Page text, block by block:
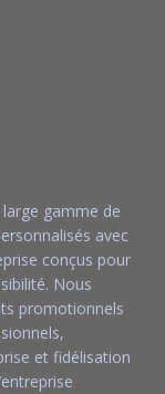
gamme de
avec
conçus pour
Nous
promotionnels
et fidélisation